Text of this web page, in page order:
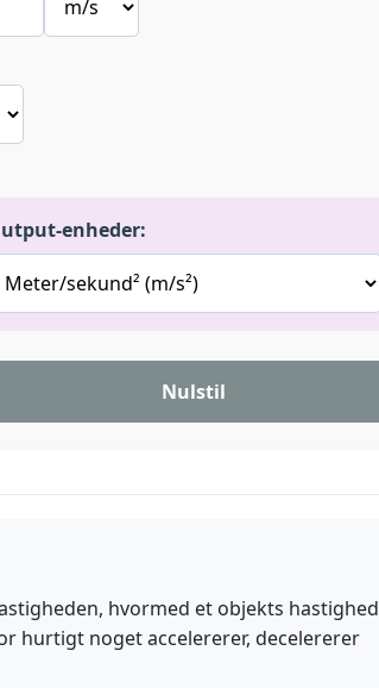
enheder:
Nulstil
hvormed et objekts hastighed
hurtigt noget accelererer, decelererer